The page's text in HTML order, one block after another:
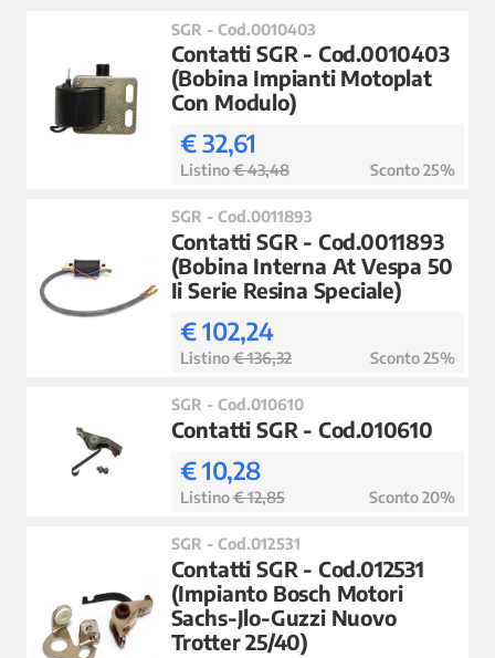
SGR - Cod.0010403
Contatti SGR - Cod.0010403
(Bobina Impianti Motoplat
Con Modulo)
€ 32,61
Listino€ 43,48 Sconto 25%
SGR - Cod.0011893
Contatti SGR - Cod.0011893
(Bobina Interna At Vespa 50
Ii Serie Resina Speciale)
€ 102,24
Listino€ 136,32 Sconto 25%
SGR - Cod.010610
Contatti SGR - Cod.010610
€ 10,28
Listino€ 12,85 Sconto 20%
SGR - Cod.012531
Contatti SGR - Cod.012531
(Impianto Bosch Motori
Sachs-Jlo-Guzzi Nuovo
Trotter 25/40)